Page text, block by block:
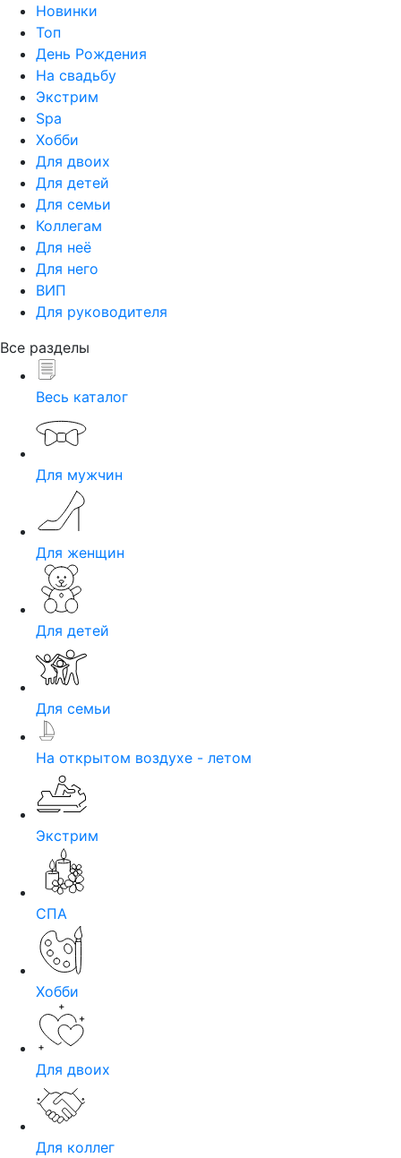
Новинки
Топ
День Рождения
На свадьбу
Экстрим
Spa
Хобби
Для двоих
Для детей
Для семьи
Коллегам
Для неё
Для него
ВИП
Для руководителя
Все разделы
Весь каталог
Для мужчин
Для женщин
Для детей
Для семьи
На открытом воздухе - летом
Экстрим
СПА
Хобби
Для двоих
Для коллег